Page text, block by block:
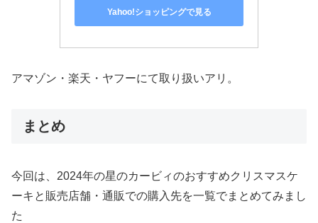
Yahoo!ショッピングで見る
アマゾン・楽天・ヤフーにて取り扱いアリ。
まとめ
今回は、2024年の星のカービィのおすすめクリスマスケ
ーキと販売店舗・通販での購入先を一覧でまとめてみまし
た